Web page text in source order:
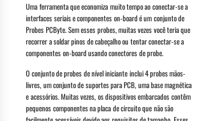
Uma ferramenta que economiza muito tempo ao conectar-se a
interfaces seriais e componentes on-board é um conjunto de
Probes PCByte. Sem esses probes, muitas vezes você teria que
recorrer a soldar pinos de cabeçalho ou tentar conectar-se a
componentes on-board usando conectores de probe.
O conjunto de probes de nível iniciante inclui 4 probes mãos-
livres, um conjunto de suportes para PCB, uma base magnética
e acessórios. Muitas vezes, os dispositivos embarcados contêm
pequenos componentes na placa de circuito que não são